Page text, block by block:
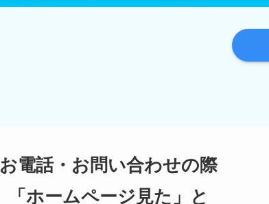
お電話・お問い合わせの際
「ホームページ見た」と